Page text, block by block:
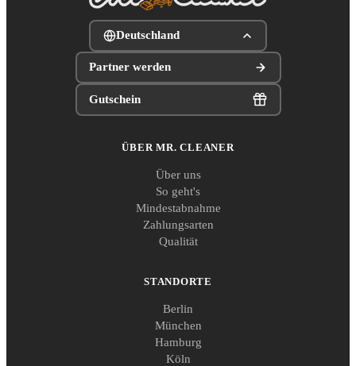
Deutschland
Partner werden
Gutschein
ÜBER MR. CLEANER
Über uns
So geht's
Mindestabnahme
Zahlungsarten
Qualität
STANDORTE
Berlin
München
Hamburg
Köln